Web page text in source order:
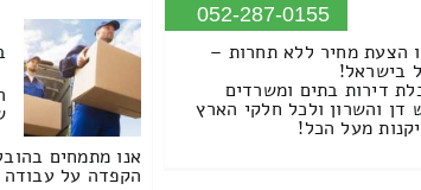
052-287-0155
הצעת מחיר ללא תחרות –
בישראל!
דירות בתים ומשרדים
דן והשרון ולכל חלקי הארץ
מעל הכל!
אנו מתמחים
הקפדה על